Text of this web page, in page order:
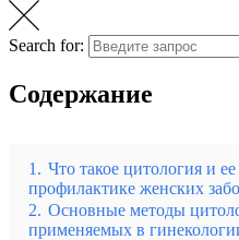
Search for:
Содержание
1. Что такое цитология и
профилактике женских
2. Основные методы
применяемых в